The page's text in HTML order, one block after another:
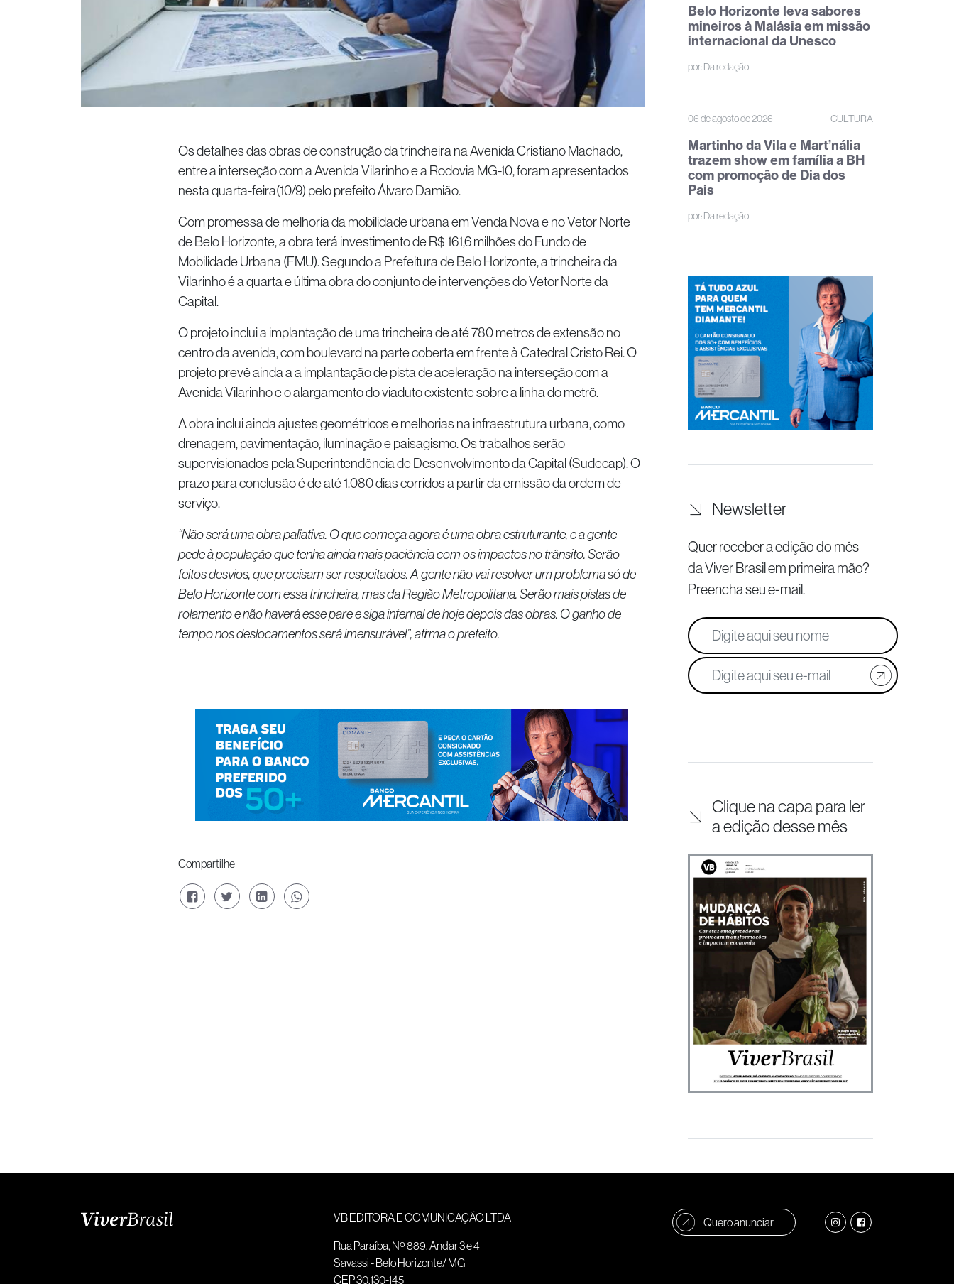
Os detalhes das obras de construção da trincheira na Avenida Cristiano Machado,
entre a interseção com a Avenida Vilarinho e a Rodovia MG-10, foram apresentados
nesta quarta-feira(10/9) pelo prefeito Álvaro Damião.
Com promessa de melhoria da mobilidade urbana em Venda Nova e no Vetor Norte
de Belo Horizonte, a obra terá investimento de R$ 161,6 milhões do Fundo de
Mobilidade Urbana (FMU). Segundo a Prefeitura de Belo Horizonte, a trincheira da
Vilarinho é a quarta e última obra do conjunto de intervenções do Vetor Norte da
Capital.
O projeto inclui a implantação de uma trincheira de até 780 metros de extensão no
centro da avenida, com boulevard na parte coberta em frente à Catedral Cristo Rei. O
projeto prevê ainda a a implantação de pista de aceleração na interseção com a
Avenida Vilarinho e o alargamento do viaduto existente sobre a linha do metrô.
A obra inclui ainda ajustes geométricos e melhorias na infraestrutura urbana, como
drenagem, pavimentação, iluminação e paisagismo. Os trabalhos serão
supervisionados pela Superintendência de Desenvolvimento da Capital (Sudecap). O
prazo para conclusão é de até 1.080 dias corridos a partir da emissão da ordem de
serviço.
“Não será uma obra paliativa. O que começa agora é uma obra estruturante, e a gente
pede à população que tenha ainda mais paciência com os impactos no trânsito. Serão
feitos desvios, que precisam ser respeitados. A gente não vai resolver um problema só de
Belo Horizonte com essa trincheira, mas da Região Metropolitana. Serão mais pistas de
rolamento e não haverá esse pare e siga infernal de hoje depois das obras. O ganho de
tempo nos deslocamentos será imensurável”, afirma o prefeito.
Compartilhe
Belo Horizonte leva sabores
mineiros à Malásia em missão
internacional da Unesco
por:Da redação
06 de agosto de 2026 CULTURA
Martinho da Vila e Mart’nália
trazem show em família a BH
com promoção de Dia dos
Pais
por:Da redação
Newsletter
Quer receber a edição do mês
da Viver Brasilem primeira mão?
Preencha seu e-mail.
Clique na capa para ler
a edição desse mês
VB EDITORA E COMUNICAÇÃO LTDA
Rua Paraíba, Nº 889, Andar 3 e 4
Savassi - Belo Horizonte/ MG
CEP 30.130-145
Quero anunciar